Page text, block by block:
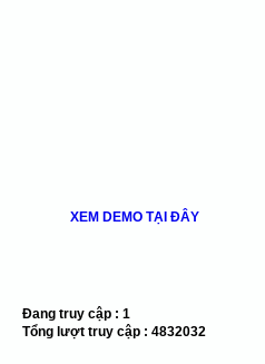
XEM DEMO TẠI ĐÂY
Đang truy cập : 1
Tổng lượt truy cập : 4832032